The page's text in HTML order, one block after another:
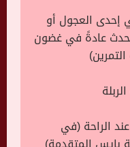
إحدى العجول أو
(تحدث عادةً في غضون
الراحة (في